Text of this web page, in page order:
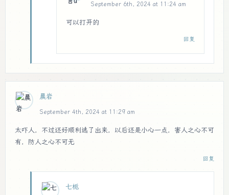
September 6th, 2024 at 11:24 am
可以打开的
回复
晨岩
September 4th, 2024 at 11:29 am
太吓人，不过还好顺利逃了出来，以后还是小心一点，害人之心不可
有，防人之心不可无
回复
七栀